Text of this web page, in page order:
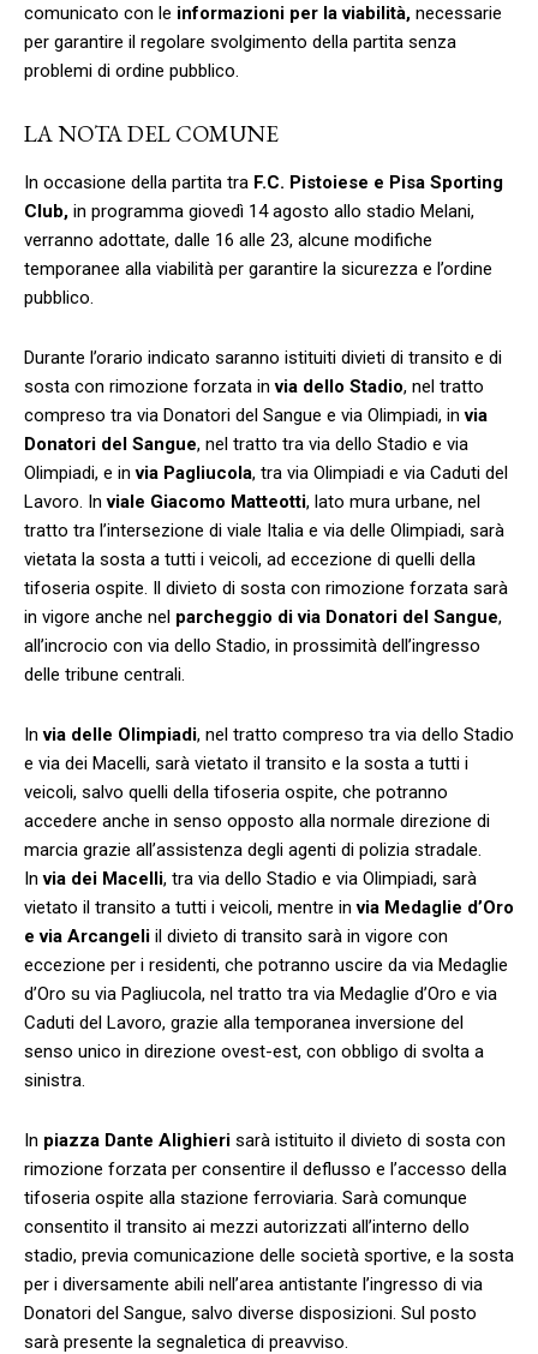
comunicato con le informazioni per la viabilità, necessarie
per garantire il regolare svolgimento della partita senza
problemi di ordine pubblico.
LA NOTA DEL COMUNE
In occasione della partita tra F.C. Pistoiese e Pisa Sporting
Club, in programma giovedì 14 agosto allo stadio Melani,
verranno adottate, dalle 16 alle 23, alcune modifiche
temporanee alla viabilità per garantire la sicurezza e l’ordine
pubblico.
Durante l’orario indicato saranno istituiti divieti di transito e di
sosta con rimozione forzata in via dello Stadio, nel tratto
compreso tra via Donatori del Sangue e via Olimpiadi, invia
Donatori del Sangue, nel tratto tra via dello Stadio e via
Olimpiadi, e invia Pagliucola, tra via Olimpiadi e via Caduti del
Lavoro. Inviale Giacomo Matteotti, lato mura urbane, nel
tratto tra l’intersezione di viale Italia e via delle Olimpiadi, sarà
vietata la sosta a tutti i veicoli, ad eccezione di quelli della
tifoseria ospite. Il divieto di sosta con rimozione forzata sarà
in vigore anche nel parcheggio di via Donatori del Sangue,
all’incrocio con via dello Stadio, in prossimità dell’ingresso
delle tribune centrali.
Invia delle Olimpiadi, nel tratto compreso tra via dello Stadio
e via dei Macelli, sarà vietato il transito e la sosta a tutti i
veicoli, salvo quelli della tifoseria ospite, che potranno
accedere anche in senso opposto alla normale direzione di
marcia grazie all’assistenza degli agenti di polizia stradale.
Invia dei Macelli, tra via dello Stadio e via Olimpiadi, sarà
vietato il transito a tutti i veicoli, mentre invia Medaglie d’Oro
e via Arcangeli il divieto di transito sarà in vigore con
eccezione per i residenti, che potranno uscire da via Medaglie
d’Oro su via Pagliucola, nel tratto tra via Medaglie d’Oro e via
Caduti del Lavoro, grazie alla temporanea inversione del
senso unico in direzione ovest-est, con obbligo di svolta a
sinistra.
In piazza Dante Alighieri sarà istituito il divieto di sosta con
rimozione forzata per consentire il deflusso e l’accesso della
tifoseria ospite alla stazione ferroviaria. Sarà comunque
consentito il transito ai mezzi autorizzati all’interno dello
stadio, previa comunicazione delle società sportive, e la sosta
per i diversamente abili nell’area antistante l’ingresso di via
Donatori del Sangue, salvo diverse disposizioni. Sul posto
sarà presente la segnaletica di preavviso.